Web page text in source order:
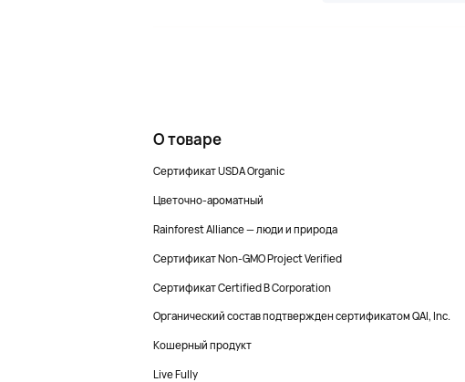
О товаре
Сертификат USDA Organic
Цветочно-ароматный
Rainforest Alliance — люди и природа
Сертификат Non-GMO Project Verified
Сертификат Certified B Corporation
Органический состав подтвержден сертификатом QAI, Inc.
Кошерный продукт
Live Fully